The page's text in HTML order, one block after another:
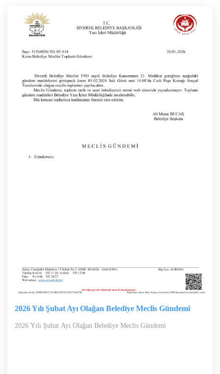
2026 Yılı Şubat Ayı Olağan Belediye Meclis Gündemi
2026 Yılı Şubat Ayı Olağan Belediye Meclis Gündemi